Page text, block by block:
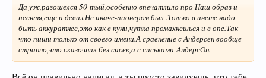
Да уж,разошелся 50-тый,особенно впечатлило про Наш образ и
песнтя,еще и девиз.Не иначе-пионером был .Только в инете надо
быть аккуратнее,это как в куни,чутка промахнешься и в опе.Так
что пиши только от своего имени.А сравнение с Андерсен вообще
странно,это сказочник без сисек,а с сиськами-АндерсОн.